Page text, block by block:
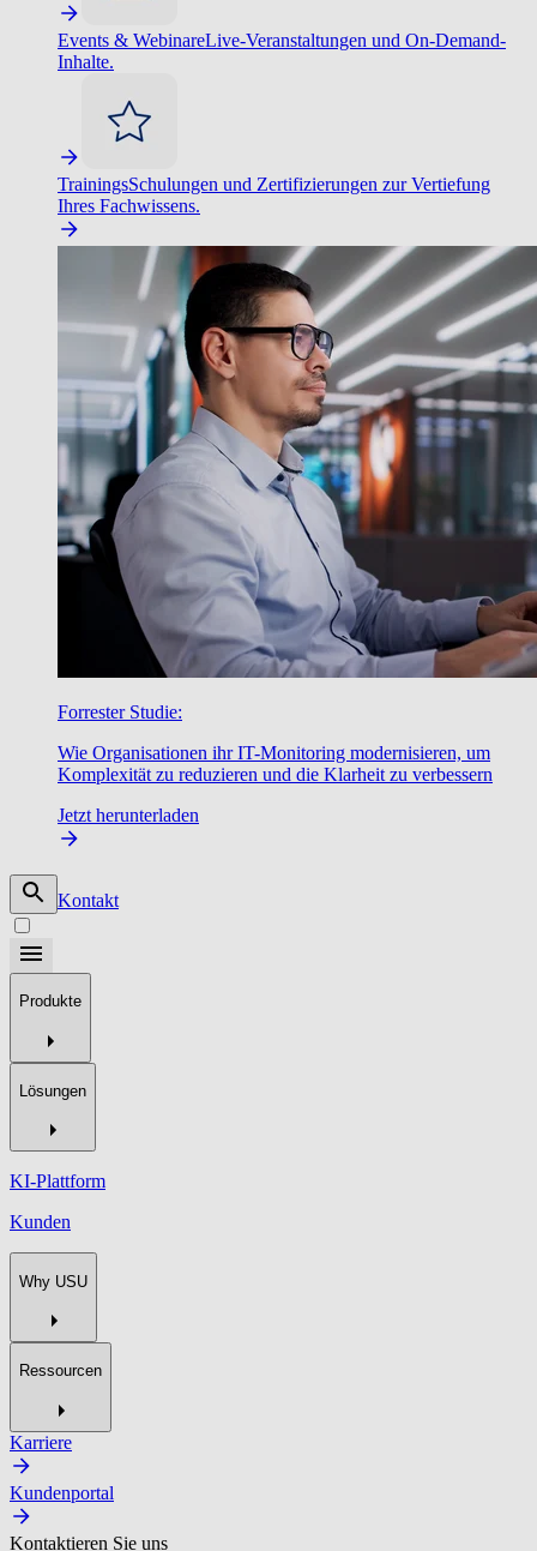
Events & WebinareLive-Veranstaltungen und On-Demand-
Inhalte.
TrainingsSchulungen und Zertifizierungen zur Vertiefung
Ihres Fachwissens.
Forrester Studie:
Wie Organisationen ihr IT-Monitoring modernisieren, um
Komplexität zu reduzieren und die Klarheit zu verbessern
Jetzt herunterladen
Kontakt
Produkte
Lösungen
KI-Plattform
Kunden
Why USU
Ressourcen
Karriere
Kundenportal
Kontaktieren Sie uns